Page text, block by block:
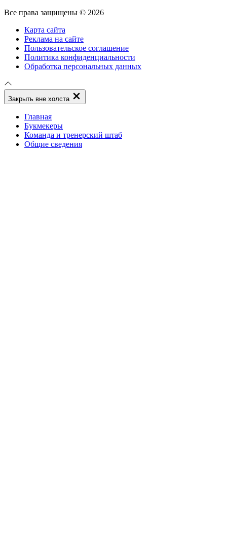
Все права защищены © 2026
Карта сайта
Реклама на сайте
Пользовательское соглашение
Политика конфиденциальности
Обработка персональных данных
Закрыть вне холста
Главная
Букмекеры
Команда и тренерский штаб
Общие сведения